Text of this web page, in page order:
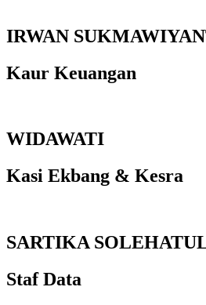
IRWAN
Kaur Keuangan
WIDAWATI
Kasi Ekbang & Kesra
SARTIKA
Staf Data